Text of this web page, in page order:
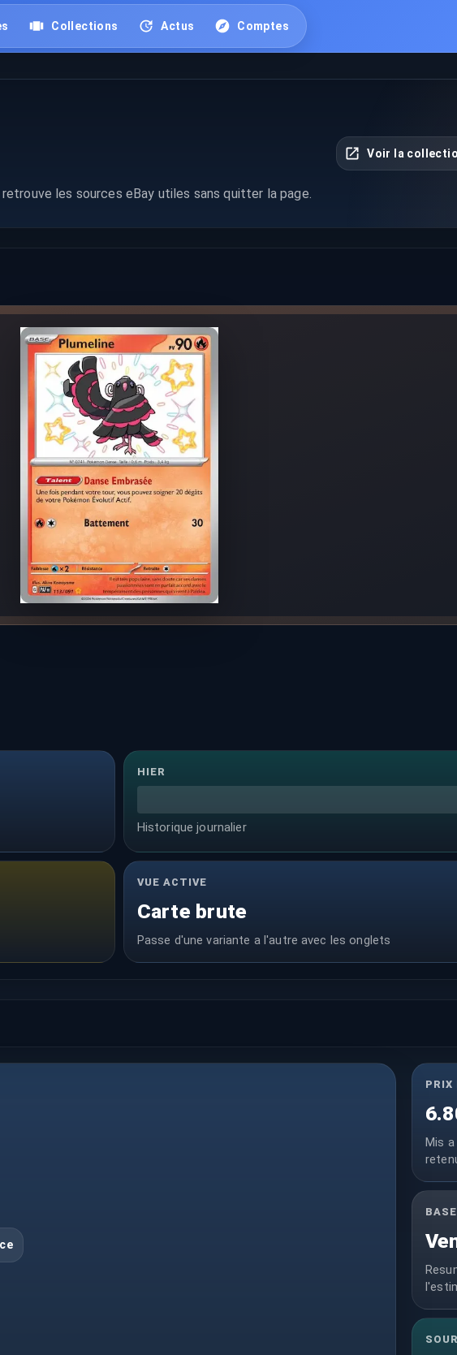
Collections Actus Comptes
les sources eBay utiles sans quitter la page.
Voir la
HIER
Historique journalier
VUE ACTIVE
Carte brute
Passe d'une variante a l'autre avec les onglets
PRIX
Mis